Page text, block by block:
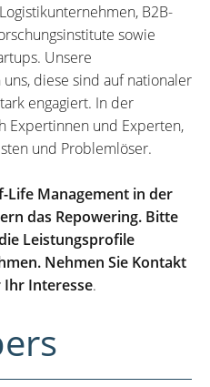
B2B-
sowie
Unsere
diese sind auf nationaler
engagiert. In der
Expertinnen und Experten,
und Problemlöser.
Life Management in der
das Repowering. Bitte
Leistungsprofile
Nehmen Sie Kontakt
Ihr Interesse.